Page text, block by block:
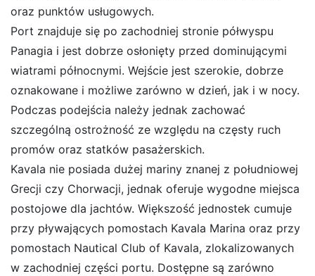
oraz punktów usługowych.
Port znajduje się po zachodniej stronie półwyspu
Panagia i jest dobrze osłonięty przed dominującymi
wiatrami północnymi. Wejście jest szerokie, dobrze
oznakowane i możliwe zarówno w dzień, jak i w nocy.
Podczas podejścia należy jednak zachować
szczególną ostrożność ze względu na częsty ruch
promów oraz statków pasażerskich.
Kavala nie posiada dużej mariny znanej z południowej
Grecji czy Chorwacji, jednak oferuje wygodne miejsca
postojowe dla jachtów. Większość jednostek cumuje
przy pływających pomostach Kavala Marina oraz przy
pomostach Nautical Club of Kavala, zlokalizowanych
w zachodniej części portu. Dostępne są zarówno